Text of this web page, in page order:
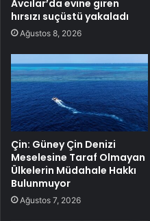
Avcılar’da evine giren
hırsızı suçüstü yakaladı
Ağustos 8, 2026
Çin: Güney Çin Denizi
Meselesine Taraf Olmayan
Ülkelerin Müdahale Hakkı
Bulunmuyor
Ağustos 7, 2026